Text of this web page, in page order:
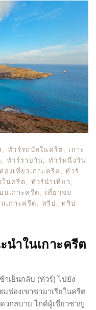
,ทัวร์รถบัสในครีต , เกาะ
,ทัวร์รายวัน,ทัวร์หนึ่งวัน
องเที่ยวเกาะครีต ,ทัวร์
ในครีต, ทัวร์นำเที่ยว,
นเกาะครีต, เที่ยวชม
เกาะครีต, ทริป ,ทริป
ำในเกาะครีต
เย็นกลับ (ทัวร์) ไปยัง
มช่องเขาซามาเรียในครีต
วกสบาย ไกด์ผู้เชี่ยวชาญ